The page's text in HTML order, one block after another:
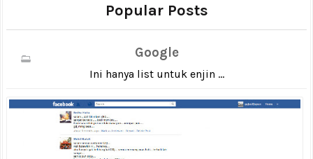
Popular Posts
Google
Ini hanya list untuk enjin ...